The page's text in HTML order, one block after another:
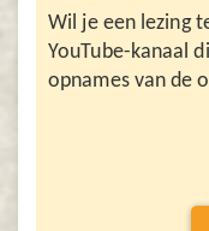
Wil je een lezing
YouTube-kanaal
opnames van de